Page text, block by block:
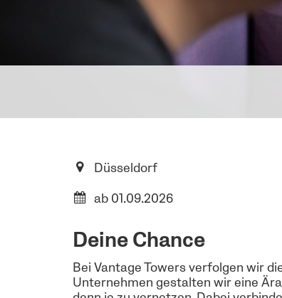
Düsseldorf
ab 01.09.2026
Deine Chance
Bei Vantage Towers verfolgen wir
Unternehmen gestalten wir eine